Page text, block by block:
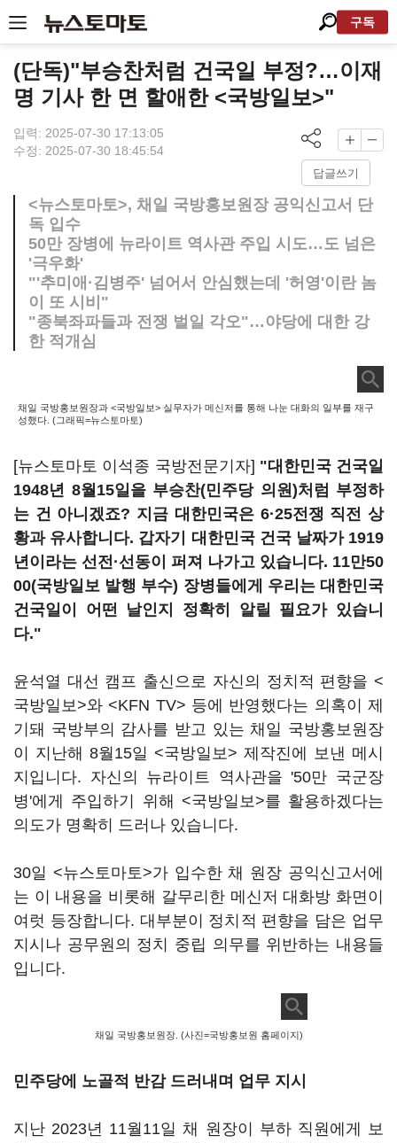
구독
(단독)"부승찬처럼 건국일 부정?…이재
명 기사 한 면 할애한 <국방일보>"
입력: 2025-07-30 17:13:05
수정: 2025-07-30 18:45:54
답글쓰기
<뉴스토마토>, 채일 국방홍보원장 공익신고서 단
독 입수
50만 장병에 뉴라이트 역사관 주입 시도…도 넘은
'극우화'
"'추미애·김병주' 넘어서 안심했는데 '허영'이란 놈
이 또 시비"
"종북좌파들과 전쟁 벌일 각오"…야당에 대한 강
한 적개심
채일 국방홍보원장과 <국방일보> 실무자가 메신저를 통해 나눈 대화의 일부를 재구
성했다. (그래픽=뉴스토마토)
[뉴스토마토 이석종 국방전문기자] "대한민국 건국일
1948년 8월15일을 부승찬(민주당 의원)처럼 부정하
는 건 아니겠죠? 지금 대한민국은 6·25전쟁 직전 상
황과 유사합니다. 갑자기 대한민국 건국 날짜가 1919
년이라는 선전·선동이 퍼져 나가고 있습니다. 11만50
00(국방일보 발행 부수) 장병들에게 우리는 대한민국
건국일이 어떤 날인지 정확히 알릴 필요가 있습니
다."
윤석열 대선 캠프 출신으로 자신의 정치적 편향을 <
국방일보>와 <KFN TV> 등에 반영했다는 의혹이 제
기돼 국방부의 감사를 받고 있는 채일 국방홍보원장
이 지난해 8월15일 <국방일보> 제작진에 보낸 메시
지입니다. 자신의 뉴라이트 역사관을 '50만 국군장
병'에게 주입하기 위해 <국방일보>를 활용하겠다는
의도가 명확히 드러나 있습니다.
30일 <뉴스토마토>가 입수한 채 원장 공익신고서에
는 이 내용을 비롯해 갈무리한 메신저 대화방 화면이
여럿 등장합니다. 대부분이 정치적 편향을 담은 업무
지시나 공무원의 정치 중립 의무를 위반하는 내용들
입니다.
채일 국방홍보원장. (사진=국방홍보원 홈페이지)
민주당에 노골적 반감 드러내며 업무 지시
지난 2023년 11월11일 채 원장이 부하 직원에게 보